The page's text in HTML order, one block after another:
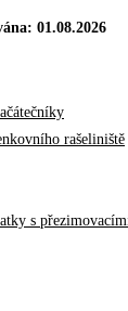
01.08.2026
rašeliniště
s